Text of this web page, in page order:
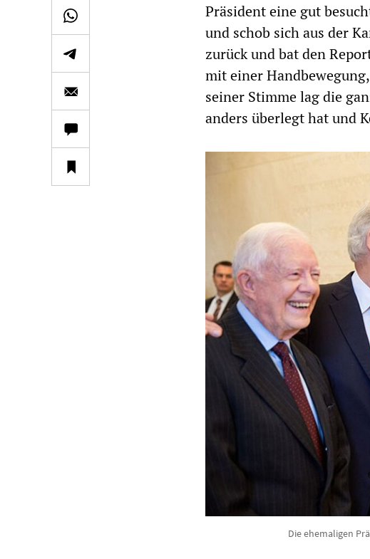
Präsident eine gut
und schob sich aus der
zurück und bat den
mit einer
seiner Stimme lag die
anders überlegt hat und
Die ehemaligen